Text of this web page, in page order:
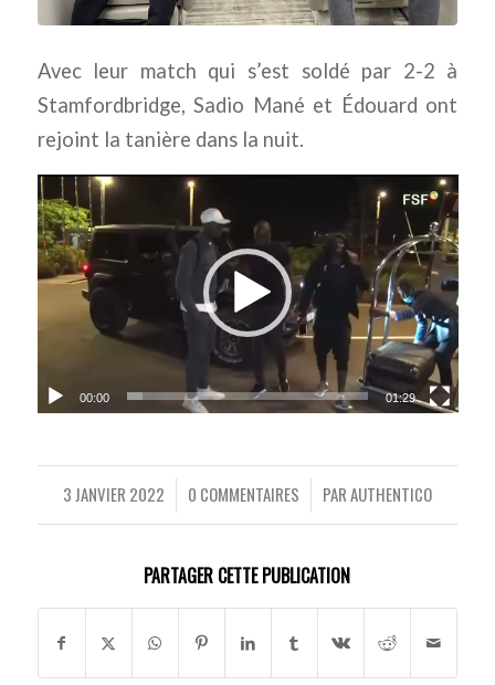
Avec leur match qui s’est soldé par 2-2 à
Stamfordbridge, Sadio Mané et Édouard ont
rejoint la tanière dans la nuit.
00:00 01:29
3 JANVIER 2022
/ 0 COMMENTAIRES
/ PARAUTHENTICO
PARTAGER CETTE PUBLICATION